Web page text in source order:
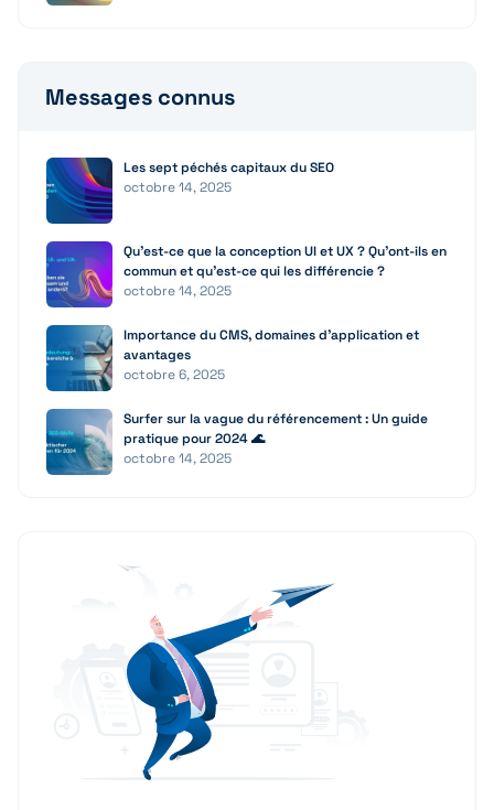
Messages connus
Les sept péchés capitaux du SEO
octobre 14, 2025
Qu’est-ce que la conception UI et UX ? Qu’ont-ils en
commun et qu’est-ce qui les différencie ?
octobre 14, 2025
Importance du CMS, domaines d’application et
avantages
octobre 6, 2025
Surfer sur la vague du référencement : Un guide
pratique pour 2024 🌊
octobre 14, 2025